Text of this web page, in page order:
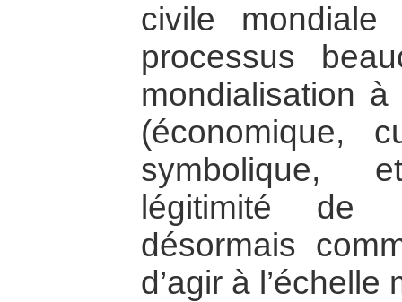
civile
processus
mondialisation
(économique,
symbolique,
légitimité de
désormais
d’agir à l’échelle